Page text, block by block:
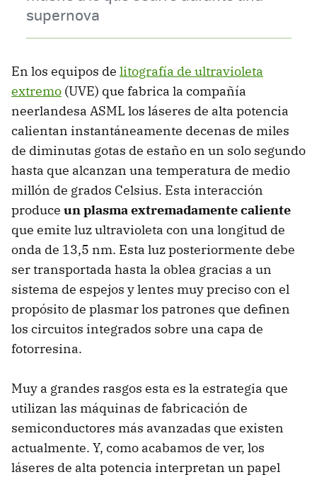
supernova
En los equipos de litografía de ultravioleta
extremo (UVE) que fabrica la compañía
neerlandesa ASML los láseres de alta potencia
calientan instantáneamente decenas de miles
de diminutas gotas de estaño en un solo segundo
hasta que alcanzan una temperatura de medio
millón de grados Celsius. Esta interacción
produce un plasma extremadamente caliente
que emite luz ultravioleta con una longitud de
onda de 13,5 nm. Esta luz posteriormente debe
ser transportada hasta la oblea gracias a un
sistema de espejos y lentes muy preciso con el
propósito de plasmar los patrones que definen
los circuitos integrados sobre una capa de
fotorresina.
Muy a grandes rasgos esta es la estrategia que
utilizan las máquinas de fabricación de
semiconductores más avanzadas que existen
actualmente. Y, como acabamos de ver, los
láseres de alta potencia interpretan un papel